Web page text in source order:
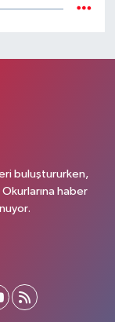
buluştururken,
haber